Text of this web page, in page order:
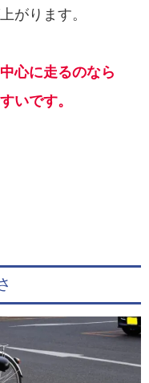
がります。
心に走るのなら
いです。